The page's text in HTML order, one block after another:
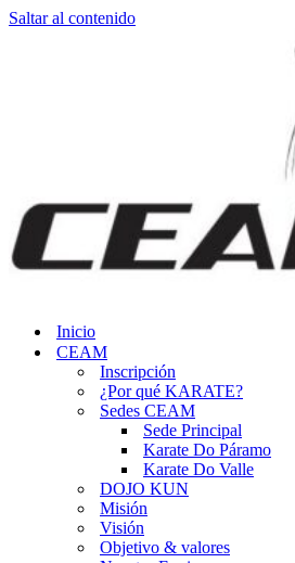
Saltar al contenido
Inicio
CEAM
Inscripción
¿Por qué KARATE?
Sedes CEAM
Sede Principal
Karate Do Páramo
Karate Do Valle
DOJO KUN
Misión
Visión
Objetivo & valores